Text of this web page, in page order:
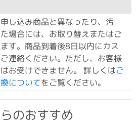
し込み商品と異なったり、汚
場合には、お取り替えまたはご
す。商品到着後8日以内にカス
連絡ください。ただし、お客様
お受けできません。 詳しくはご
についてをご覧ください。
のおすすめ